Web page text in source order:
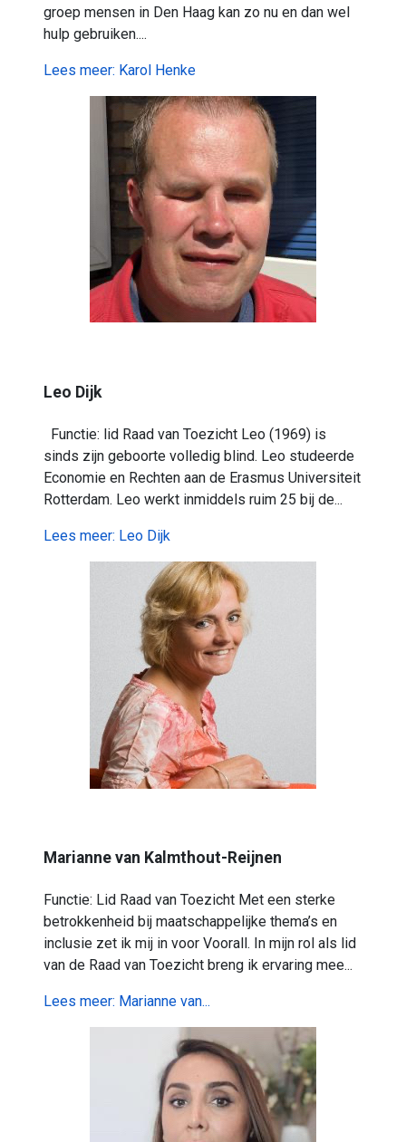
groep mensen in Den Haag kan zo nu en dan wel
hulp gebruiken....
Lees meer: Karol Henke
Leo Dijk
Functie: lid Raad van Toezicht Leo (1969) is
sinds zijn geboorte volledig blind. Leo studeerde
Economie en Rechten aan de Erasmus Universiteit
Rotterdam. Leo werkt inmiddels ruim 25 bij de...
Lees meer: Leo Dijk
Marianne van Kalmthout-Reijnen
Functie: Lid Raad van Toezicht Met een sterke
betrokkenheid bij maatschappelijke thema’s en
inclusie zet ik mij in voor Voorall. In mijn rol als lid
van de Raad van Toezicht breng ik ervaring mee...
Lees meer: Marianne van...